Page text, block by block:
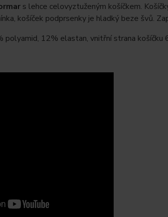
s lehce celovyztuženým košíčkem.
košíček podprsenky je hladký beze švů.
polyamid, 12% elastan, vnitřní strana